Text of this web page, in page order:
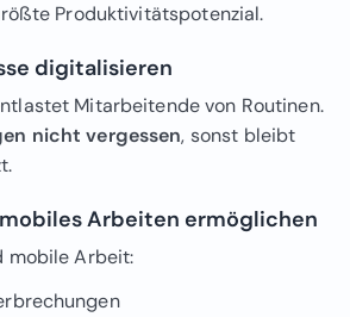
Produktivitätspotenzial.
digitalisieren
Mitarbeitende von Routinen.
nicht vergessen, sonst bleibt
Arbeiten ermöglichen
mobile Arbeit: